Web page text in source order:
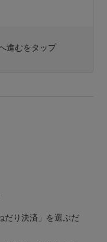
進むをタップ
だり決済」を選ぶだ